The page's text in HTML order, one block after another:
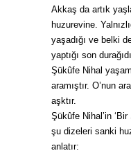
Akkaş da artık
huzurevine.
yaşadığı ve belki
yaptığı son
Şükûfe Nihal
aramıştır. O’nun
aşktır.
Şükûfe Nihal’in
şu dizeleri sanki
anlatır: